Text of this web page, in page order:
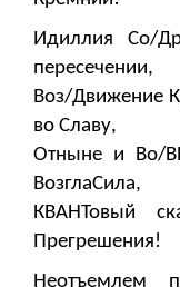
Идиллия Со/
пересечении,
Воз/Движение
во Славу,
Отныне и Во/
ВозглаСила,
КВАНТовый
Прегрешения!
Неотъемлем